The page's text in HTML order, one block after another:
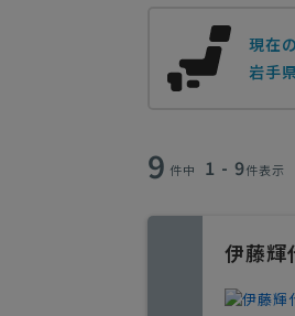
現在
岩手
9 件中 1 - 9件表示
伊藤輝